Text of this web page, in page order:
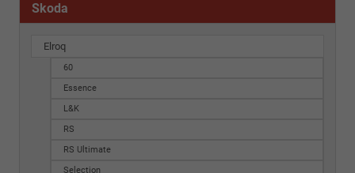
Skoda
Elroq
60
Essence
L&K
RS
RS Ultimate
Selection